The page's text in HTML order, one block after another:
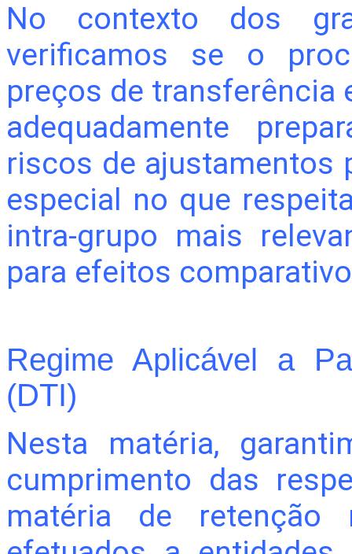
No contexto dos
verificamos se o
preços de transferência
adequadamente
riscos de ajustamentos
especial no que
intra-grupo mais
para efeitos
Regime Aplicável a
(DTI)
Nesta matéria,
cumprimento das
matéria de retenção